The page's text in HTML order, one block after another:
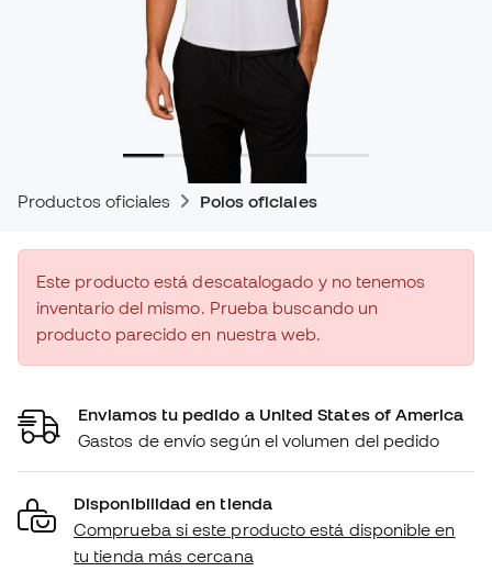
Productos oficiales Polos oficiales
Este producto está descatalogado y no tenemos
inventario del mismo. Prueba buscando un
producto parecido en nuestra web.
Enviamos tu pedido a United States of America
Gastos de envío según el volumen del pedido
Disponibilidad en tienda
Comprueba si este producto está disponible en
tu tienda más cercana